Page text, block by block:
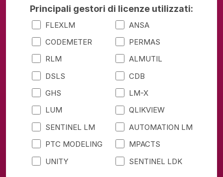
Principali gestori di licenze utilizzati:
FLEXLM
ANSA
CODEMETER
PERMAS
RLM
ALMUTIL
DSLS
CDB
GHS
LM-X
LUM
QLIKVIEW
SENTINEL LM
AUTOMATION LM
PTC MODELING
MPACTS
UNITY
SENTINEL LDK